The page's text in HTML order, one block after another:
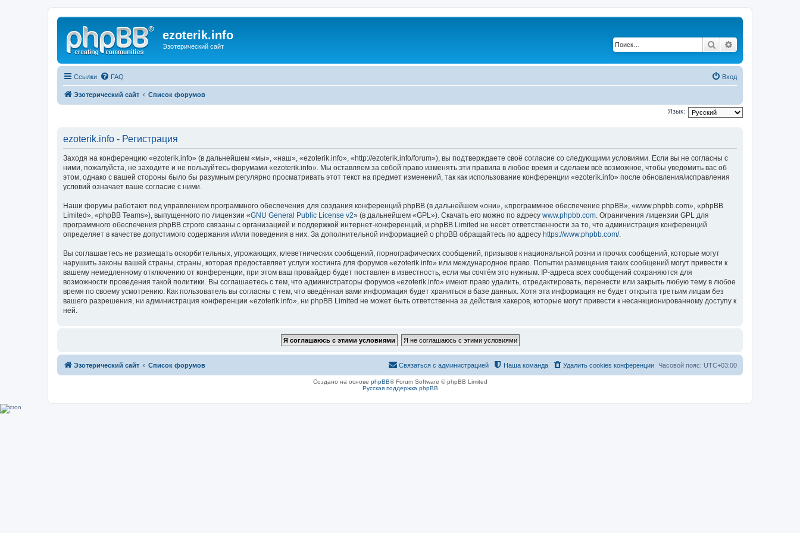
ezoterik.info
Эзотерический сайт Поиск
Ссылки FAQ Вход
Эзотерический сайт Список форумов
Язык:
ezoterik.info - Регистрация
Заходя на конференцию «ezoterik.info» (в дальнейшем «мы», «наш», «ezoterik.info», «http://ezoterik.info/forum»), вы подтверждаете своё согласие со следующими условиями. Если вы не согласны с
ними, пожалуйста, не заходите и не пользуйтесь форумами «ezoterik.info». Мы оставляем за собой право изменять эти правила в любое время и сделаем всё возможное, чтобы уведомить вас об
этом, однако с вашей стороны было бы разумным регулярно просматривать этот текст на предмет изменений, так как использование конференции «ezoterik.info» после обновления/исправления
условий означает ваше согласие с ними.
Наши форумы работают под управлением программного обеспечения для создания конференций phpBB (в дальнейшем «они», «программное обеспечение phpBB», «www.phpbb.com», «phpBB
Limited», «phpBB Teams»), выпущенного по лицензии «GNU General Public License v2» (в дальнейшем «GPL»). Скачать его можно по адресу www.phpbb.com. Ограничения лицензии GPL для
программного обеспечения phpBB строго связаны с организацией и поддержкой интернет-конференций, и phpBB Limited не несёт ответственности за то, что администрация конференций
определяет в качестве допустимого содержания и/или поведения в них. За дополнительной информацией о phpBB обращайтесь по адресу https://www.phpbb.com/.
Вы соглашаетесь не размещать оскорбительных, угрожающих, клеветнических сообщений, порнографических сообщений, призывов к национальной розни и прочих сообщений, которые могут
нарушить законы вашей страны, страны, которая предоставляет услуги хостинга для форумов «ezoterik.info» или международное право. Попытки размещения таких сообщений могут привести к
вашему немедленному отключению от конференции, при этом ваш провайдер будет поставлен в известность, если мы сочтём это нужным. IP-адреса всех сообщений сохраняются для
возможности проведения такой политики. Вы соглашаетесь с тем, что администраторы форумов «ezoterik.info» имеют право удалить, отредактировать, перенести или закрыть любую тему в любое
время по своему усмотрению. Как пользователь вы согласны с тем, что введённая вами информация будет храниться в базе данных. Хотя эта информация не будет открыта третьим лицам без
вашего разрешения, ни администрация конференции «ezoterik.info», ни phpBB Limited не может быть ответственна за действия хакеров, которые могут привести к несанкционированному доступу к
ней.
Эзотерический сайт Список форумов Часовой пояс: UTC+03:00
Удалить cookies конференции
Наша команда
Связаться с администрацией
Создано на основе phpBB® Forum Software © phpBB Limited
Русская поддержка phpBB